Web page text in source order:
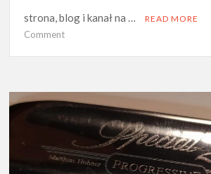
strona, blog i kanał na …
READ MORE
Commenton